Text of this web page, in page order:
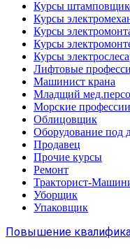
Курсы
Курсы
Курсы
Курсы
Курсы
Лифтовые
Машинист крана
Младщий
Морские профессии
Облицовщик
Оборудование под
Продавец
Прочие курсы
Ремонт
Тракторист-
Уборщик
Упаковщик
Повышение